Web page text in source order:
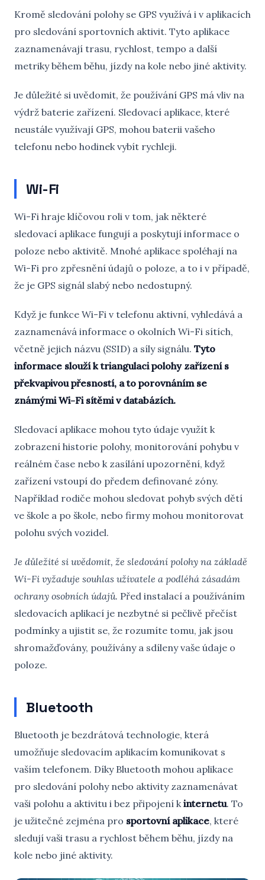
Kromě sledování polohy se GPS využívá i v aplikacích
pro sledování sportovních aktivit. Tyto aplikace
zaznamenávají trasu, rychlost, tempo a další
metriky během běhu, jízdy na kole nebo jiné aktivity.
Je důležité si uvědomit, že používání GPS má vliv na
výdrž baterie zařízení. Sledovací aplikace, které
neustále využívají GPS, mohou baterii vašeho
telefonu nebo hodinek vybít rychleji.
Wi-Fi
Wi-Fi hraje klíčovou roli v tom, jak některé
sledovací aplikace fungují a poskytují informace o
poloze nebo aktivitě. Mnohé aplikace spoléhají na
Wi-Fi pro zpřesnění údajů o poloze, a to i v případě,
že je GPS signál slabý nebo nedostupný.
Když je funkce Wi-Fi v telefonu aktivní, vyhledává a
zaznamenává informace o okolních Wi-Fi sítích,
včetně jejich názvu (SSID) a síly signálu. Tyto
informace slouží k triangulaci polohy zařízení s
překvapivou přesností, a to porovnáním se
známými Wi-Fi sítěmi v databázích.
Sledovací aplikace mohou tyto údaje využít k
zobrazení historie polohy, monitorování pohybu v
reálném čase nebo k zasílání upozornění, když
zařízení vstoupí do předem definované zóny.
Například rodiče mohou sledovat pohyb svých dětí
ve škole a po škole, nebo firmy mohou monitorovat
polohu svých vozidel.
Je důležité si uvědomit, že sledování polohy na základě
Wi-Fi vyžaduje souhlas uživatele a podléhá zásadám
ochrany osobních údajů. Před instalací a používáním
sledovacích aplikací je nezbytné si pečlivě přečíst
podmínky a ujistit se, že rozumíte tomu, jak jsou
shromažďovány, používány a sdíleny vaše údaje o
poloze.
Bluetooth
Bluetooth je bezdrátová technologie, která
umožňuje sledovacím aplikacím komunikovat s
vaším telefonem. Díky Bluetooth mohou aplikace
pro sledování polohy nebo aktivity zaznamenávat
vaši polohu a aktivitu i bez připojení kinternetu. To
je užitečné zejména pro sportovní aplikace, které
sledují vaši trasu a rychlost během běhu, jízdy na
kole nebo jiné aktivity.